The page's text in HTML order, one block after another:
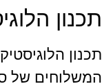
תכנון
תכנון
המשלוחים של